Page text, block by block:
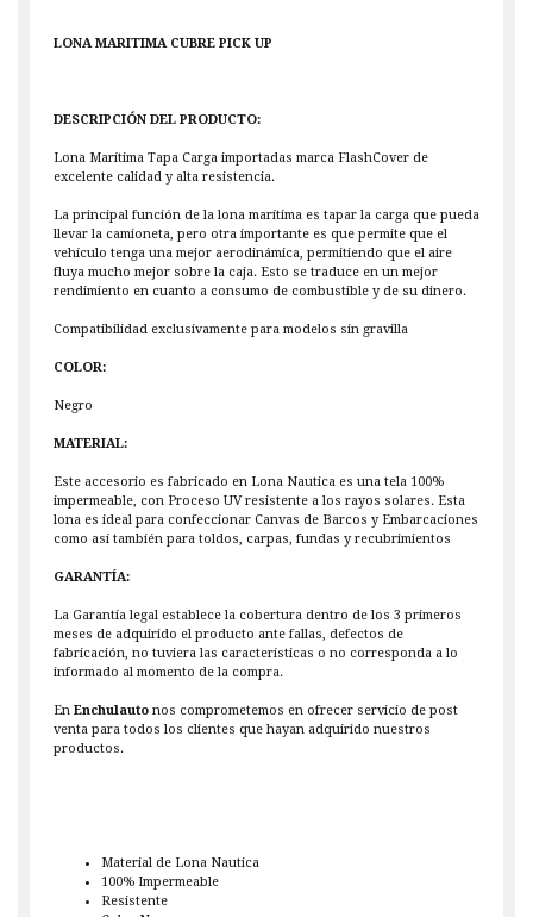
LONA MARITIMA CUBRE PICK UP
DESCRIPCIÓN DEL PRODUCTO:
Lona Marítima Tapa Carga importadas marca FlashCover de
excelente calidad y alta resistencia.
La principal función de la lona marítima es tapar la carga que pueda
llevar la camioneta, pero otra importante es que permite que el
vehículo tenga una mejor aerodinámica, permitiendo que el aire
fluya mucho mejor sobre la caja. Esto se traduce en un mejor
rendimiento en cuanto a consumo de combustible y de su dinero.
Compatibilidad exclusivamente para modelos sin gravilla
COLOR:
Negro
MATERIAL:
Este accesorio es fabricado en Lona Nautica es una tela 100%
impermeable, con Proceso UV resistente a los rayos solares. Esta
lona es ideal para confeccionar Canvas de Barcos y Embarcaciones
como así también para toldos, carpas, fundas y recubrimientos
GARANTÍA:
La Garantía legal establece la cobertura dentro de los 3 primeros
meses de adquirido el producto ante fallas, defectos de
fabricación, no tuviera las características o no corresponda a lo
informado al momento de la compra.
En Enchulauto nos comprometemos en ofrecer servicio de post
venta para todos los clientes que hayan adquirido nuestros
productos.
Material de Lona Nautica
100% Impermeable
Resistente